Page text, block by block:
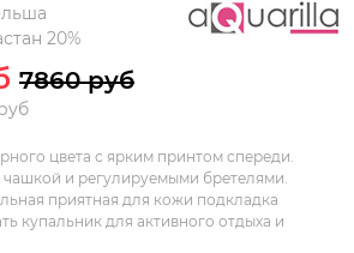
20%
7860 руб
цвета с ярким принтом спереди.
и регулируемыми бретелями.
приятная для кожи подкладка
купальник для активного отдыха и